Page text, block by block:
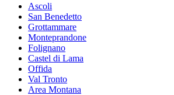
Ascoli
San Benedetto
Grottammare
Monteprandone
Folignano
Castel di Lama
Offida
Val Tronto
Area Montana